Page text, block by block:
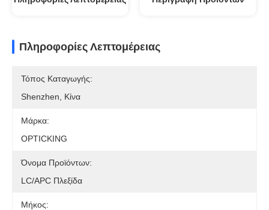
Πληροφορίες Λεπτομέρειας
Τόπος Καταγωγής:
Shenzhen, Κίνα
Μάρκα:
OPTICKING
Όνομα Προϊόντων:
LC/APC Πλεξίδα
Μήκος: